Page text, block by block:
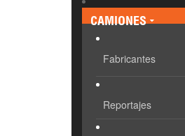
CAMIONES
Fabricantes
Reportajes